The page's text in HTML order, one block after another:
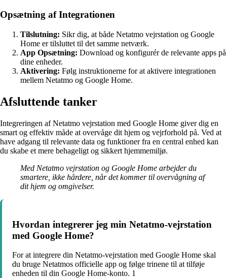
Opsætning af Integrationen
Tilslutning: Sikr dig, at både Netatmo vejrstation og Google
Home er tilsluttet til det samme netværk.
App Opsætning: Download og konfigurér de relevante apps på
dine enheder.
Aktivering: Følg instruktionerne for at aktivere integrationen
mellem Netatmo og Google Home.
Afsluttende tanker
Integreringen af Netatmo vejrstation med Google Home giver dig en
smart og effektiv måde at overvåge dit hjem og vejrforhold på. Ved at
have adgang til relevante data og funktioner fra en central enhed kan
du skabe et mere behageligt og sikkert hjemmemiljø.
Med Netatmo vejrstation og Google Home arbejder du
smartere, ikke hårdere, når det kommer til overvågning af
dit hjem og omgivelser.
Hvordan integrerer jeg min Netatmo-vejrstation
med Google Home?
For at integrere din Netatmo-vejrstation med Google Home skal
du bruge Netatmos officielle app og følge trinene til at tilføje
enheden til din Google Home-konto. 1